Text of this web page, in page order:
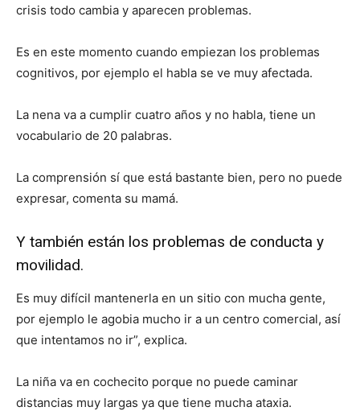
crisis todo cambia y aparecen problemas.
Es en este momento cuando empiezan los problemas
cognitivos, por ejemplo el habla se ve muy afectada.
La nena va a cumplir cuatro años y no habla, tiene un
vocabulario de 20 palabras.
La comprensión sí que está bastante bien, pero no puede
expresar, comenta su mamá.
Y también están los problemas de conducta y
movilidad.
Es muy difícil mantenerla en un sitio con mucha gente,
por ejemplo le agobia mucho ir a un centro comercial, así
que intentamos no ir”, explica.
La niña va en cochecito porque no puede caminar
distancias muy largas ya que tiene mucha ataxia.